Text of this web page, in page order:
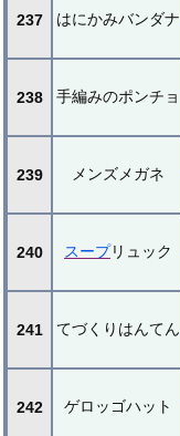
237 はにかみバンダナ
238 手編みのポンチョ
239 メンズメガネ
240 スープリュック
241 てづくりはんてん
242 ゲロッゴハット